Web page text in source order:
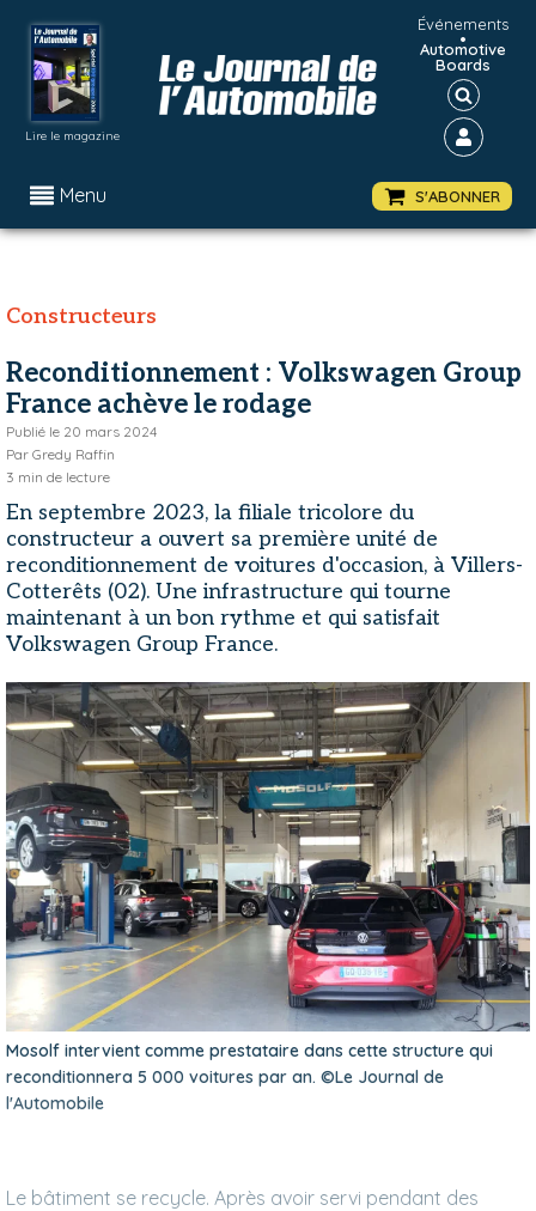
Lire le magazine
Événements
•
Automotive
Boards
Menu S'ABONNER
Constructeurs
Reconditionnement : Volkswagen Group
France achève le rodage
Publié le 20 mars 2024
Par Gredy Raffin
3 min de lecture
En septembre 2023, la filiale tricolore du
constructeur a ouvert sa première unité de
reconditionnement de voitures d'occasion, à Villers-
Cotterêts (02). Une infrastructure qui tourne
maintenant à un bon rythme et qui satisfait
Volkswagen Group France.
Mosolf intervient comme prestataire dans cette structure qui
reconditionnera 5 000 voitures par an. ©Le Journal de
l'Automobile
Le bâtiment se recycle. Après avoir servi pendant des